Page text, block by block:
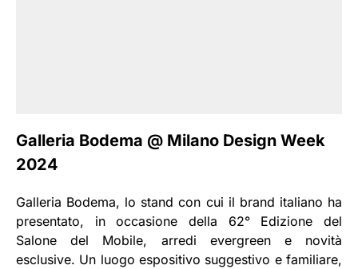
Galleria Bodema @ Milano Design Week
2024
Galleria Bodema, lo stand con cui il brand italiano ha
presentato, in occasione della 62° Edizione del
Salone del Mobile, arredi evergreen e novità
esclusive. Un luogo espositivo suggestivo e familiare,